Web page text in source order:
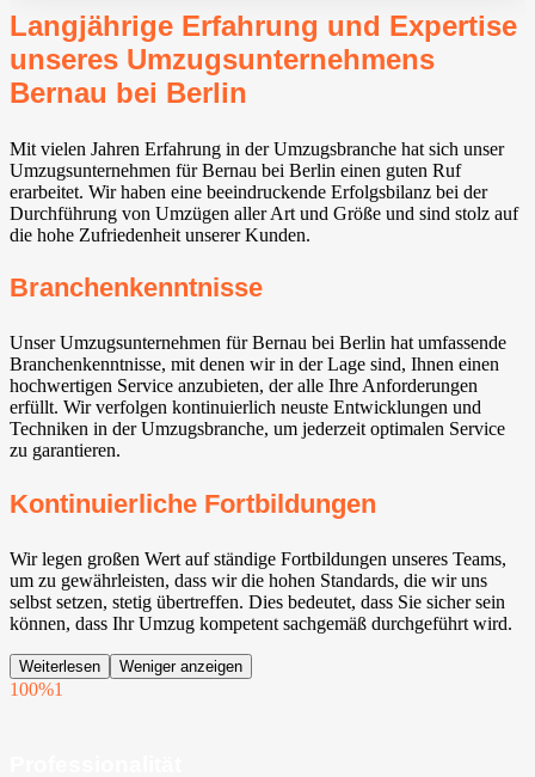
Langjährige Erfahrung und Expertise
unseres Umzugsunternehmens
Bernau bei Berlin
Mit vielen Jahren Erfahrung in der Umzugsbranche hat sich unser
Umzugsunternehmen für Bernau bei Berlin einen guten Ruf
erarbeitet. Wir haben eine beeindruckende Erfolgsbilanz bei der
Durchführung von Umzügen aller Art und Größe und sind stolz auf
die hohe Zufriedenheit unserer Kunden.
Branchenkenntnisse
Unser Umzugsunternehmen für Bernau bei Berlin hat umfassende
Branchenkenntnisse, mit denen wir in der Lage sind, Ihnen einen
hochwertigen Service anzubieten, der alle Ihre Anforderungen
erfüllt. Wir verfolgen kontinuierlich neuste Entwicklungen und
Techniken in der Umzugsbranche, um jederzeit optimalen Service
zu garantieren.
Kontinuierliche Fortbildungen
Wir legen großen Wert auf ständige Fortbildungen unseres Teams,
um zu gewährleisten, dass wir die hohen Standards, die wir uns
selbst setzen, stetig übertreffen. Dies bedeutet, dass Sie sicher sein
können, dass Ihr Umzug kompetent sachgemäß durchgeführt wird.
Weiterlesen Weniger anzeigen
100%1